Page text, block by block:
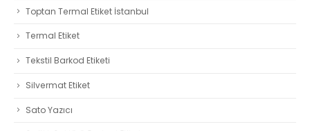
Toptan Termal Etiket İstanbul
Termal Etiket
Tekstil Barkod Etiketi
Silvermat Etiket
Sato Yazıcı